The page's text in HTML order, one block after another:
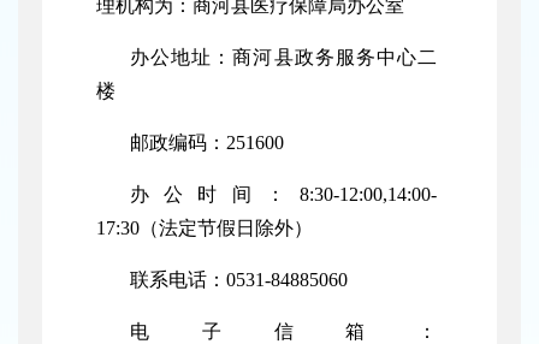
理机构为：商河县医疗保障局办公室
办公地址：商河县政务服务中心二
楼
邮政编码： 251600
办公时间： 8:30-12:00,14:00-
17:30（法定节假日除外）
联系电话： 0531-84885060
电子信箱：